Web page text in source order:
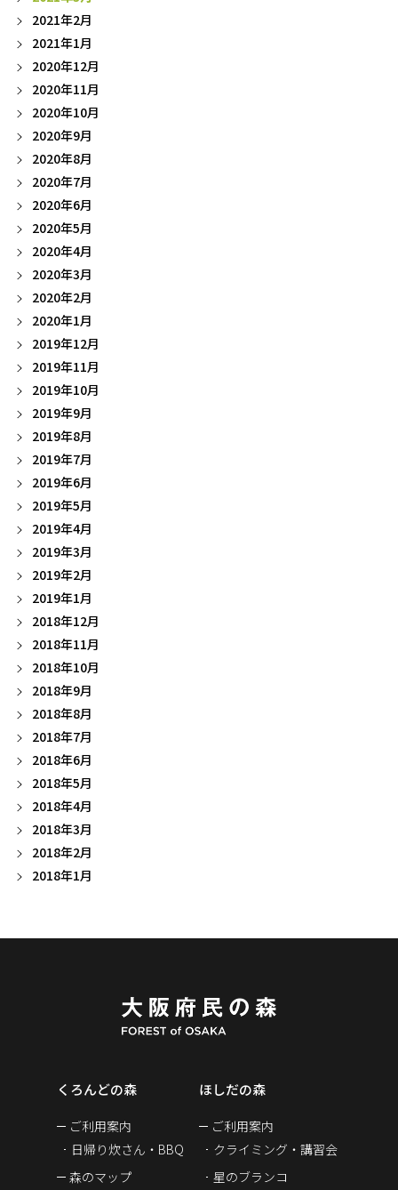
2021年2月
2021年1月
2020年12月
2020年11月
2020年10月
2020年9月
2020年8月
2020年7月
2020年6月
2020年5月
2020年4月
2020年3月
2020年2月
2020年1月
2019年12月
2019年11月
2019年10月
2019年9月
2019年8月
2019年7月
2019年6月
2019年5月
2019年4月
2019年3月
2019年2月
2019年1月
2018年12月
2018年11月
2018年10月
2018年9月
2018年8月
2018年7月
2018年6月
2018年5月
2018年4月
2018年3月
2018年2月
2018年1月
くろんどの森
ご利用案内
日帰り炊さん・BBQ
森のマップ
ほしだの森
ご利用案内
クライミング・講習会
星のブランコ